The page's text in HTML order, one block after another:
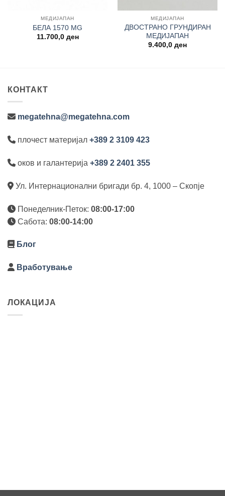
МЕДИЈАПАН
БЕЛА 1570 MG
11.700,0 ден
МЕДИЈАПАН
ДВОСТРАНО ГРУНДИРАН
МЕДИЈАПАН
9.400,0 ден
КОНТАКТ
megatehna@megatehna.com
плочест материјал +389 2 3109 423
оков и галантерија +389 2 2401 355
Ул. Интернационални бригади бр. 4, 1000 – Скопје
Понеделник-Петок: 08:00-17:00
Сабота: 08:00-14:00
Блог
Вработување
ЛОКАЦИЈА